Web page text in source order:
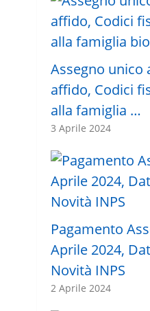
Assegno unico
affido, Codici
alla famiglia …
3 Aprile 2024
Pagamento
Aprile 2024,
Novità INPS
2 Aprile 2024